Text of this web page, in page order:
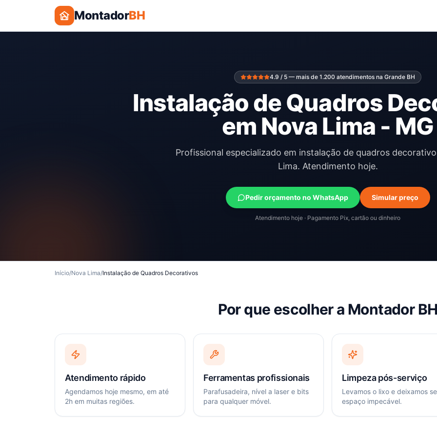
MontadorBH
4.9 / 5 — mais de 1.200 atendimentos na Grande BH
Instalação de Quadros
em Nova Lima - MG
Profissional especializado em instalação de quadros
Lima. Atendimento hoje.
Pedir orçamento no WhatsApp Simular preço
Atendimento hoje · Pagamento Pix, cartão ou dinheiro
Início/Nova Lima/Instalação de Quadros Decorativos
Por que escolher a Montador
Atendimento rápido
Agendamos hoje mesmo, em até
2h em muitas regiões.
Ferramentas profissionais
Parafusadeira, nível a laser e bits
para qualquer móvel.
Limpeza pós-serviço
Levamos o lixo e deixamos
espaço impecável.